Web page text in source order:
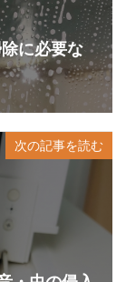
に必要な
次の記事を読む